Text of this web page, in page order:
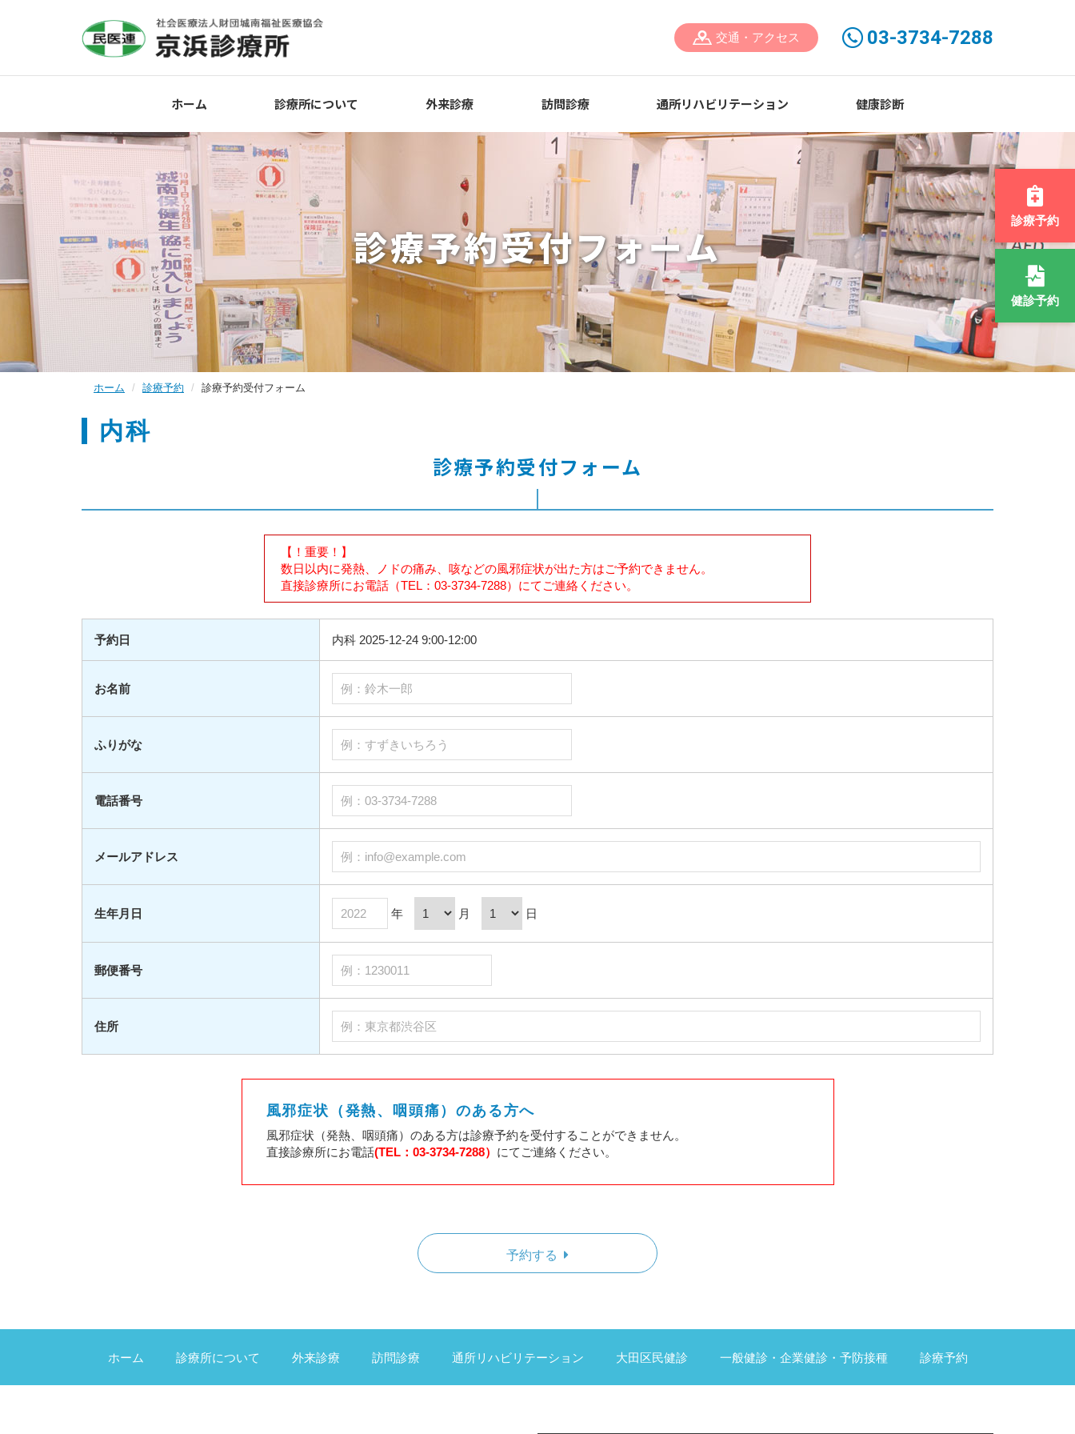
交通・アクセス 03-3734-7288
ホーム 診療所について 外来診療 訪問診療 通所リハビリテーション 健康診断
診療予約受付フォーム
ホーム 診療予約 診療予約受付フォーム
内科
診療予約受付フォーム
【！重要！】
数日以内に発熱、ノドの痛み、咳などの風邪症状が出た方はご予約できません。
直接診療所にお電話（TEL：03-3734-7288）にてご連絡ください。
予約日 内科 2025-12-24 9:00-12:00
お名前
ふりがな
電話番号
メールアドレス
生年月日 年 月 日
郵便番号
住所
風邪症状（発熱、咽頭痛）のある方へ
風邪症状（発熱、咽頭痛）のある方は診療予約を受付することができません。
直接診療所にお電話(TEL：03-3734-7288） にてご連絡ください。
予約する
ホーム 診療所について 外来診療 訪問診療 通所リハビリテーション 大田区民健診 一般健診・企業健診・予防接種 診療予約
診療予約
健診予約